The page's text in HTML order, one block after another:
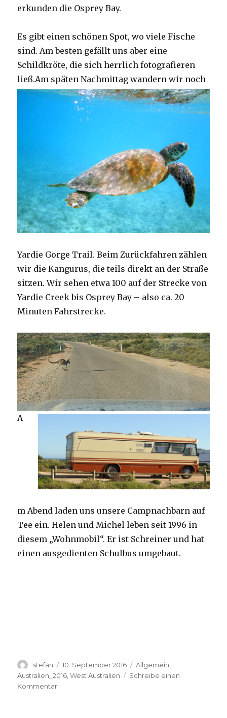
erkunden die Osprey Bay.
Es gibt einen schönen Spot, wo viele Fische
sind. Am besten gefällt uns aber eine
Schildkröte, die sich herrlich fotografieren
ließ.Am späten Nachmittag wandern wir noch
Yardie Gorge Trail. Beim Zurückfahren zählen
wir die Kangurus, die teils direkt an der Straße
sitzen. Wir sehen etwa 100 auf der Strecke von
Yardie Creek bis Osprey Bay – also ca. 20
Minuten Fahrstrecke.
A
m Abend laden uns unsere Campnachbarn auf
Tee ein. Helen und Michel leben seit 1996 in
diesem „Wohnmobil“. Er ist Schreiner und hat
einen ausgedienten Schulbus umgebaut.
Autor
stefan
Veröffentlicht
am
10. September 2016 Kategorien
Allgemein
Australien_2016 ,West Australien
Schreibe einen
Kommentarzu